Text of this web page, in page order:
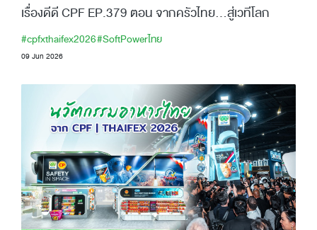
เรื่องดีดี CPF EP.379 ตอน จากครัวไทย…สู่เวทีโลก
#cpfxthaifex2026#SoftPowerไทย
09 Jun 2026